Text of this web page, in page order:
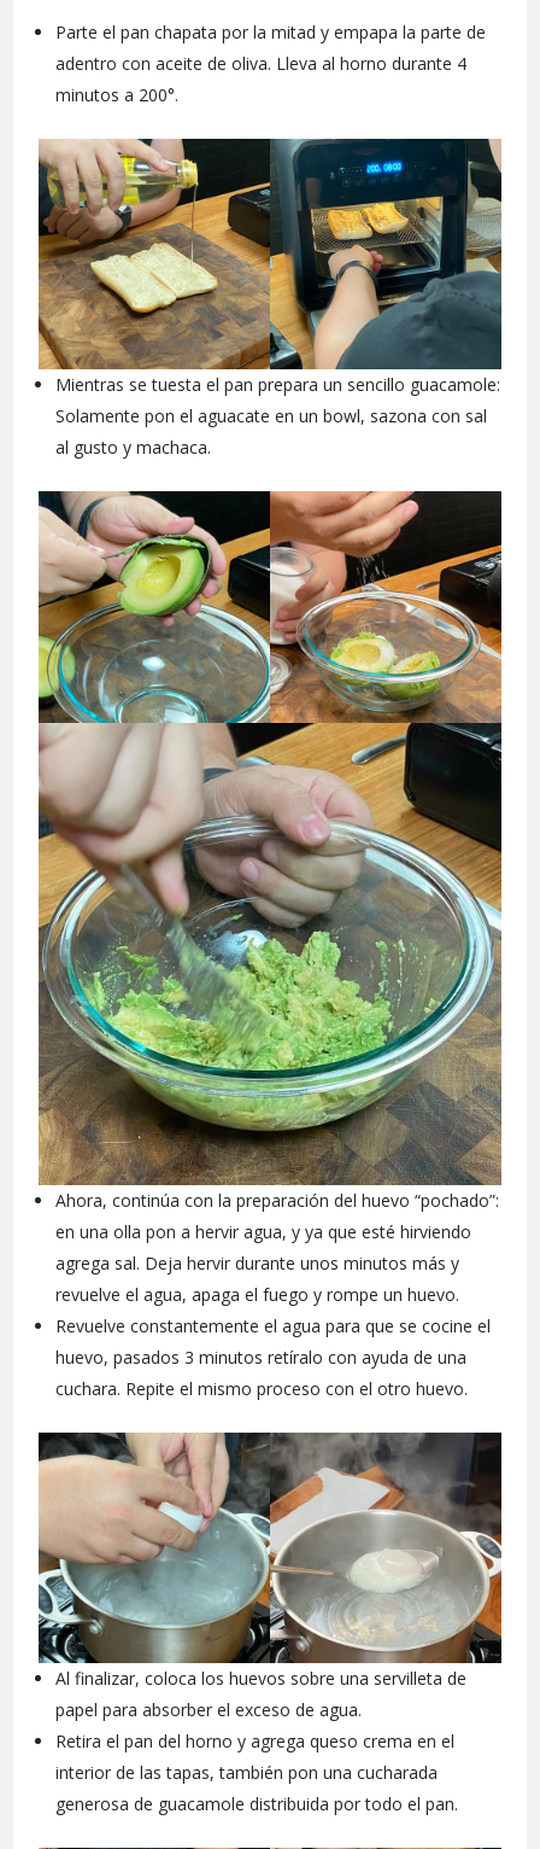
Parte el pan chapata por la mitad y empapa la parte de
adentro con aceite de oliva. Lleva al horno durante 4
minutos a 200°.
Mientras se tuesta el pan prepara un sencillo guacamole:
Solamente pon el aguacate en un bowl, sazona con sal
al gusto y machaca.
Ahora, continúa con la preparación del huevo “pochado”:
en una olla pon a hervir agua, y ya que esté hirviendo
agrega sal. Deja hervir durante unos minutos más y
revuelve el agua, apaga el fuego y rompe un huevo.
Revuelve constantemente el agua para que se cocine el
huevo, pasados 3 minutos retíralo con ayuda de una
cuchara. Repite el mismo proceso con el otro huevo.
Al finalizar, coloca los huevos sobre una servilleta de
papel para absorber el exceso de agua.
Retira el pan del horno y agrega queso crema en el
interior de las tapas, también pon una cucharada
generosa de guacamole distribuida por todo el pan.